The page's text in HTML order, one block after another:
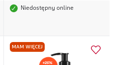
Niedostępny online
MAM WIĘCEJ